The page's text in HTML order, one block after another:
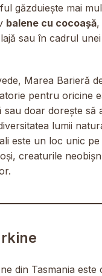
găzduiește mai
balene cu cocoașă,
sau în cadrul
Marea Barieră
pentru oricine
sau doar dorește să
lumii
este un loc unic
creaturile
din Tasmania este